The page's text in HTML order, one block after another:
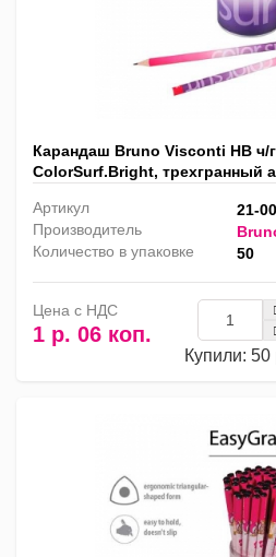
Карандаш Bruno Visconti HB ч/
ColorSurf.Bright, трехгранный
Артикул
21-
Производитель
Количество в упаковке
50
Цена с НДС
1 р. 06 коп.
Купили: 50